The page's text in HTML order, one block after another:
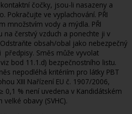
čočky, jsou-li nasazeny a
Pokračujte ve vyplachování. PŘI
množstvím vody a mýdla. PŘI
na čerstvý vzduch a ponechte ji v
obsah/obal jako nebezpečný
Směs může vyvolat
bod 11.1.d) bezpečnostního listu.
nepodléhá kritériím pro látky PBT
XIII Nařízení EU č. 1907/2006,
0,1 % není uvedena v Kandidátském
obavy (SVHC).